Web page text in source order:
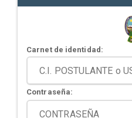
Carnet de identidad:
Contraseña: